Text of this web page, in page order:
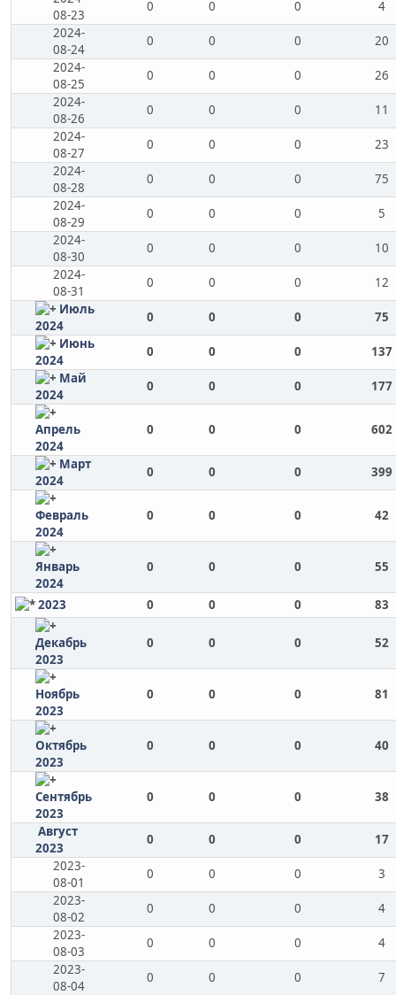
08-23
0 0 0
4
2024-
08-24
0 0 0
20
2024-
08-25
0 0 0
26
2024-
08-26
0 0 0
11
2024-
08-27
0 0 0
23
2024-
08-28
0 0 0
75
2024-
08-29
0 0 0
5
2024-
08-30
0 0 0
10
2024-
08-31
0 0 0
12
Июль
2024
0 0 0
75
Июнь
2024
0 0 0
137
Май
2024
0 0 0 177
Апрель
2024
0 0 0 602
Март
2024
0 0 0 399
Февраль
2024
0 0 0 42
Январь
2024
0 0 0 55
2023 0 0 0 83
Декабрь
2023
0 0 0 52
Ноябрь
2023
0 0 0 81
Октябрь
2023
0 0 0 40
Сентябрь
2023
0 0 0 38
Август
2023
0 0 0
17
2023-
08-01
0 0 0
3
2023-
08-02
0 0 0
4
2023-
08-03
0 0 0
4
2023-
08-04
0 0 0
7